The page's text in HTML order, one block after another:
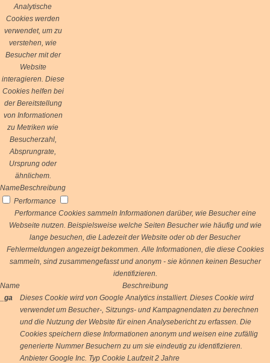
Analytische
Cookies werden
verwendet, um zu
verstehen, wie
Besucher mit der
Website
interagieren. Diese
Cookies helfen bei
der Bereitstellung
von Informationen
zu Metriken wie
Besucherzahl,
Absprungrate,
Ursprung oder
ähnlichem.
NameBeschreibung
Performance
Performance Cookies sammeln Informationen darüber, wie Besucher eine
Webseite nutzen. Beispielsweise welche Seiten Besucher wie häufig und wie
lange besuchen, die Ladezeit der Website oder ob der Besucher
Fehlermeldungen angezeigt bekommen. Alle Informationen, die diese Cookies
sammeln, sind zusammengefasst und anonym - sie können keinen Besucher
identifizieren.
Name
Beschreibung
_ga
Dieses Cookie wird von Google Analytics installiert. Dieses Cookie wird
verwendet um Besucher-, Sitzungs- und Kampagnendaten zu berechnen
und die Nutzung der Website für einen Analysebericht zu erfassen. Die
Cookies speichern diese Informationen anonym und weisen eine zufällig
generierte Nummer Besuchern zu um sie eindeutig zu identifizieren.
Anbieter Google Inc. Typ Cookie Laufzeit 2 Jahre